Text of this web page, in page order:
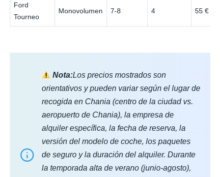
Ford
Tourneo
Monovolumen 7-8 4 55 €
Nota:Los precios mostrados son
orientativos y pueden variar según el lugar de
recogida en Chania (centro de la ciudad vs.
aeropuerto de Chania), la empresa de
alquiler específica, la fecha de reserva, la
versión del modelo de coche, los paquetes
de seguro y la duración del alquiler. Durante
la temporada alta de verano (junio-agosto),